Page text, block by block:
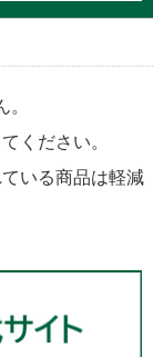
ください。
いる商品は軽減